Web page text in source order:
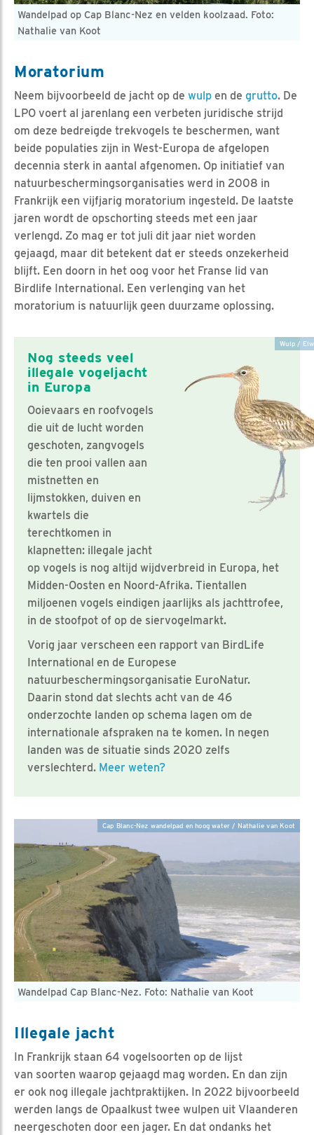
Wandelpad op Cap Blanc-Nez en velden koolzaad. Foto:
Nathalie van Koot
Moratorium
Neem bijvoorbeeld de jacht op de wulp en de grutto. De
LPO voert al jarenlang een verbeten juridische strijd
om deze bedreigde trekvogels te beschermen, want
beide populaties zijn in West-Europa de afgelopen
decennia sterk in aantal afgenomen. Op initiatief van
natuurbeschermingsorganisaties werd in 2008 in
Frankrijk een vijfjarig moratorium ingesteld. De laatste
jaren wordt de opschorting steeds met een jaar
verlengd. Zo mag er tot juli dit jaar niet worden
gejaagd, maar dit betekent dat er steeds onzekerheid
blijft. Een doorn in het oog voor het Franse lid van
Birdlife International. Een verlenging van het
moratorium is natuurlijk geen duurzame oplossing.
Wulp /
Nog steeds veel
illegale vogeljacht
in Europa
Ooievaars en roofvogels
die uit de lucht worden
geschoten, zangvogels
die ten prooi vallen aan
mistnetten en
lijmstokken, duiven en
kwartels die
terechtkomen in
klapnetten: illegale jacht
op vogels is nog altijd wijdverbreid in Europa, het
Midden-Oosten en Noord-Afrika. Tientallen
miljoenen vogels eindigen jaarlijks als jachttrofee,
in de stoofpot of op de siervogelmarkt.
Vorig jaar verscheen een rapport van BirdLife
International en de Europese
natuurbeschermingsorganisatie EuroNatur.
Daarin stond dat slechts acht van de 46
onderzochte landen op schema lagen om de
internationale afspraken na te komen. In negen
landen was de situatie sinds 2020 zelfs
verslechterd. Meer weten?
Wandelpad Cap Blanc-Nez. Foto: Nathalie van Koot
Cap Blanc-Nez wandelpad en hoog water / Nathalie van Koot
Illegale jacht
In Frankrijk staan 64 vogelsoorten op de lijst
van soorten waarop gejaagd mag worden. En dan zijn
er ook nog illegale jachtpraktijken. In 2022 bijvoorbeeld
werden langs de Opaalkust twee wulpen uit Vlaanderen
neergeschoten door een jager. En dat ondanks het